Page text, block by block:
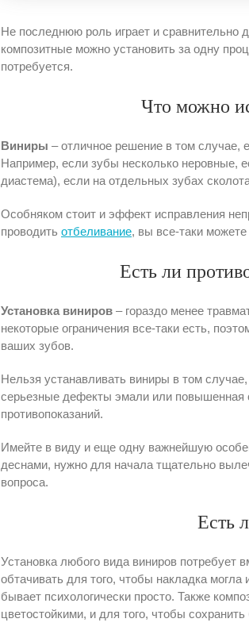
Не последнюю роль играет и сравнительно
композитные можно установить за одну
потребуется.
Что можно
Виниры – отличное решение в том случае,
Например, если зубы несколько неровные,
диастема), если на отдельных зубах
Особняком стоит и эффект исправления
проводить отбеливание, вы все-таки
Есть ли
Установка виниров – гораздо менее
некоторые ограничения все-таки есть,
ваших зубов.
Нельзя устанавливать виниры в том
серьезные дефекты эмали или повышенная
противопоказаний.
Имейте в виду и еще одну важнейшую
деснами, нужно для начала тщательно
вопроса.
Есть
Установка любого вида виниров потребует
обтачивать для того, чтобы накладка могла
бывает психологически просто. Также
цветостойкими, и для того, чтобы